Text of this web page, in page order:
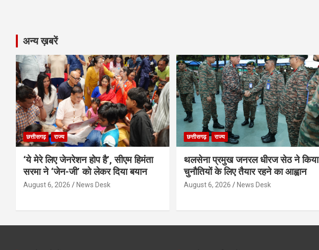
अन्य ख़बरें
छत्तीसगढ़ राज्य
‘ये मेरे लिए जेनरेशन होप है’, सीएम हिमंता
सरमा ने ‘जेन-जी’ को लेकर दिया बयान
August 6, 2026 News Desk
छत्तीसगढ़ राज्य
थलसेना प्रमुख जनरल धीरज सेठ ने किया
चुनौतियों के लिए तैयार रहने का आह्वान
August 6, 2026 News Desk